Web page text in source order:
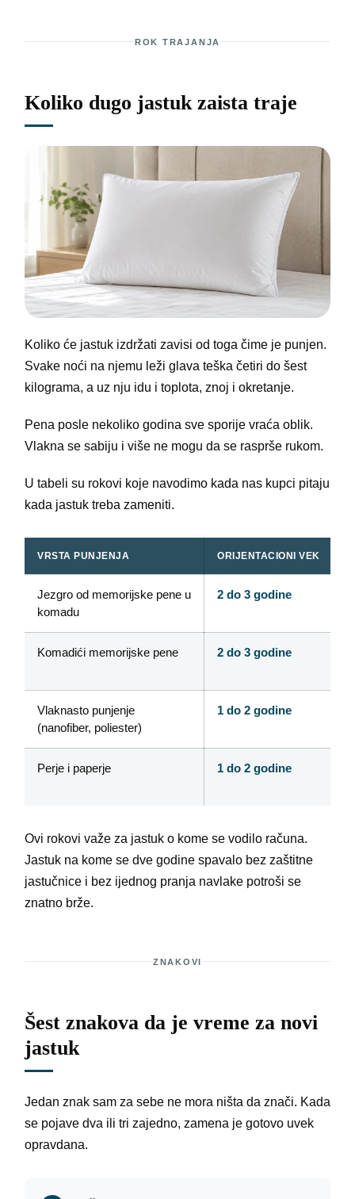
ROK TRAJANJA
Koliko dugo jastuk zaista traje
Koliko će jastuk izdržati zavisi od toga čime je punjen.
Svake noći na njemu leži glava teška četiri do šest
kilograma, a uz nju idu i toplota, znoj i okretanje.
Pena posle nekoliko godina sve sporije vraća oblik.
Vlakna se sabiju i više ne mogu da se rasprše rukom.
U tabeli su rokovi koje navodimo kada nas kupci pitaju
kada jastuk treba zameniti.
VRSTA PUNJENJA ORIJENTACIONI VEK
Jezgro od memorijske pene u
komadu
2 do 3 godine
Komadići memorijske pene 2 do 3 godine
Vlaknasto punjenje
(nanofiber, poliester)
1 do 2 godine
Perje i paperje 1 do 2 godine
Ovi rokovi važe za jastuk o kome se vodilo računa.
Jastuk na kome se dve godine spavalo bez zaštitne
jastučnice i bez ijednog pranja navlake potroši se
znatno brže.
ZNAKOVI
Šest znakova da je vreme za novi
jastuk
Jedan znak sam za sebe ne mora ništa da znači. Kada
se pojave dva ili tri zajedno, zamena je gotovo uvek
opravdana.